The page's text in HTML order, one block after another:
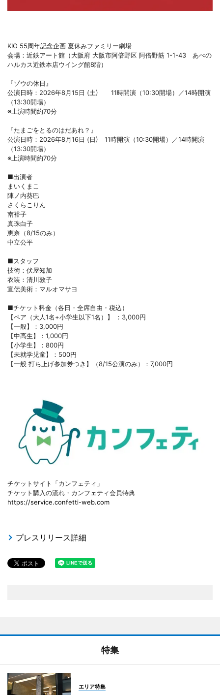
KIO 55周年記念企画 夏休みファミリー劇場
会場：近鉄アート館（大阪府 大阪市阿倍野区 阿倍野筋 1-1-43 あべの
ハルカス近鉄本店ウイング館8階）
『ゾウの休日』
公演日時：2026年8月15日 (土) 11時開演（10:30開場）／14時開演
（13:30開場）
※上演時間約70分
『たまごをとるのはだあれ？』
公演日時：2026年8月16日 (日) 11時開演（10:30開場）／14時開演
（13:30開場）
※上演時間約70分
■出演者
まいくまこ
陣ノ内葵巴
さくらこりん
南裕子
真珠白子
恵奈（8/15のみ）
中立公平
■スタッフ
技術：伏屋知加
衣装：清川敦子
宣伝美術：マルオマサヨ
■チケット料金（各日・全席自由・税込）
【ペア（大人1名+小学生以下1名）】 ：3,000円
【一般】：3,000円
【中高生】：1,000円
【小学生】：800円
【未就学児童】：500円
【一般 打ち上げ参加券つき】（8/15公演のみ）：7,000円
チケットサイト「カンフェティ」
チケット購入の流れ・カンフェティ会員特典
https://service.confetti-web.com
プレスリリース詳細
特集
エリア特集